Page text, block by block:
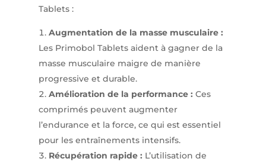
Tablets :
Augmentation de la masse musculaire :
Les Primobol Tablets aident à gagner de la
masse musculaire maigre de manière
progressive et durable.
Amélioration de la performance : Ces
comprimés peuvent augmenter
l’endurance et la force, ce qui est essentiel
pour les entraînements intensifs.
Récupération rapide : L’utilisation de